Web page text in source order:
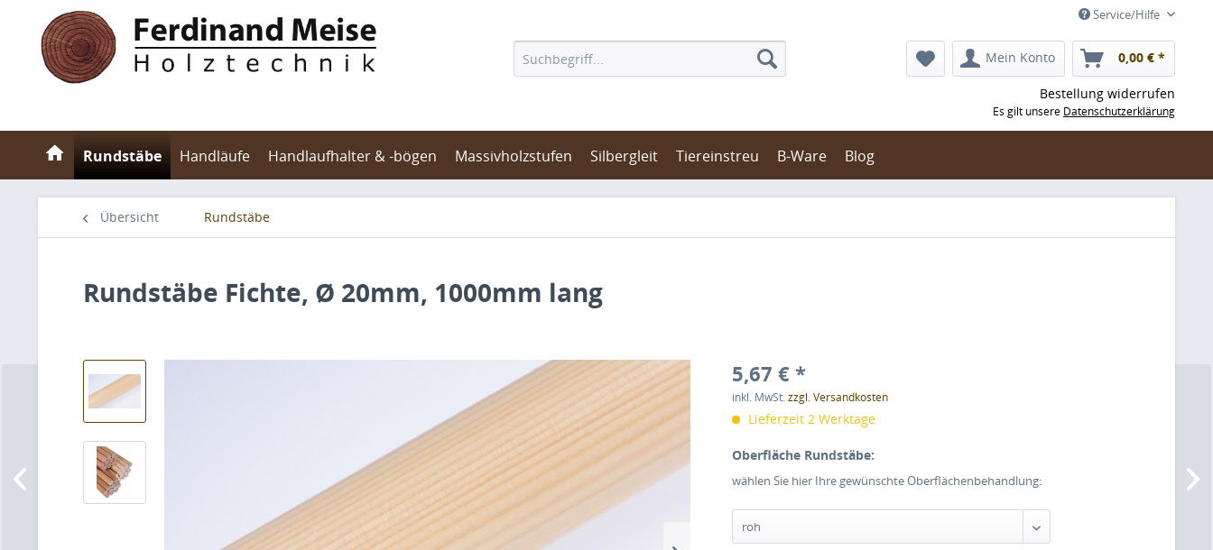
Service/Hilfe
Mein Konto 0,00 € *
Bestellung widerrufen
Es gilt unsere Datenschutzerklärung
Rundstäbe Handläufe Handlaufhalter & -bögen Massivholzstufen Silbergleit Tiereinstreu B-Ware Blog
Übersicht Rundstäbe
Rundstäbe Fichte, Ø 20mm, 1000mm lang
5,67 € *
inkl. MwSt.zzgl. Versandkosten
Lieferzeit 2 Werktage
Oberfläche Rundstäbe:
wählen Sie hier Ihre gewünschte Oberflächenbehandlung: